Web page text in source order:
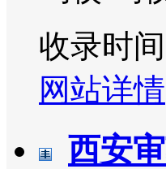
收录时
网站详情
西安